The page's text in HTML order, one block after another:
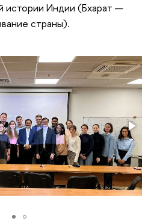
истории Индии (Бхарат —
страны).